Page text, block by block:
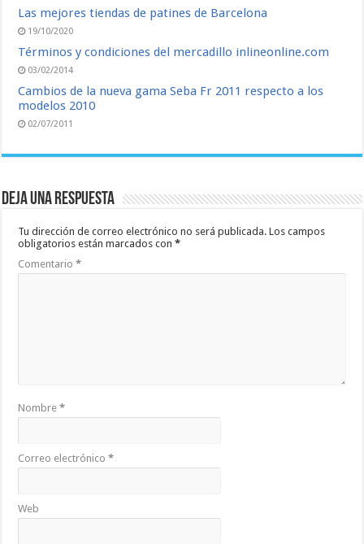
Las mejores tiendas de patines de Barcelona
19/10/2020
Términos y condiciones del mercadillo inlineonline.com
03/02/2014
Cambios de la nueva gama Seba Fr 2011 respecto a los
modelos 2010
02/07/2011
Deja una respuesta
Tu dirección de correo electrónico no será publicada. Los campos
obligatorios están marcados con*
Comentario*
Nombre*
Correo electrónico*
Web